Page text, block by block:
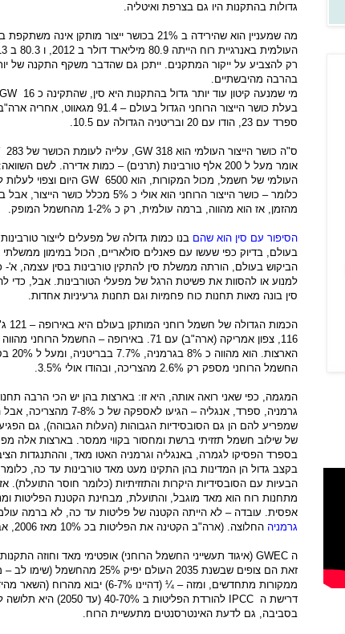
גדולות בהתקנות היו גם בצרפת ואיטליה.
מה שמעניין הוא שהירידה ב 21% בכושר ייצור
רק להצביע על ייקור המתקנים. ייתכן גם שהדבר משקף התקנה של
בהרבה מהיבשתיים.
מי שמנעה קיטון עוד יותר גדול בהתקנות היא סין, שהתקינה כ 16
GW
בעלת כושר הייצור הרוחני הגדול בעולם – 91.4 מגאווט, אחריה ארה"ב עם 61
ספרד עם 23, הודו עם 20 ובריטניה הגדולה עם 10.5.
ס"ה כושר הייצור העולמי הוא 318 GW , עלייה לעומת הכושר של 283
אומר מעל ל 200 אלף טורבינות (תרנים) – כמות אדירה. לשם
העולמי של חשמל, מכול המקורות, הוא 6500
GW היום וצפוי לעלות ל
כלומר – כושר הייצור הרוחני הוא אולי כ
מהזמן, אז הוא מהווה, ברמה עולמית, רק כ 1-2% מהחשמל המופק.
הסיפור עם סין הוא שהם בנו כמות גדולה של מפעלים לייצור
בעולם, בדיוק כפי שעשו עם פאנלים סולאריים, הכול במימון
הביקוש בעולם, הורתה ממשלת סין להתקין טורבינות בסין עצמה, א'-
למנוע או להסוות את פשיטת הרגל של מפעלי הטורבינות. אבל, כדי
סין בונה מאות תחנות כוח פחמיות וגם תחנות גרעיניות אחדות.
החשמל הרוחני מספק רק 2.6% מהצריכה, ובהודו אולי 3.5%.
המגמה, כפי שאני רואה אותה, היא זו: בארצות בהן יש הכי הרבה
גרמניה, ספרד, אנגליה –
שמפריע להם הן גם הסובסידיות הגבוהות (העלות הגבוהה), גם
של שילוב חשמל תזזיתי ברשת ומחסור בקווי ממסר. בארצות אלה
בספרד הפסיקו לגמרה, באנגליה וגרמניה האטו מאד, וההתנגדות
בקצב גדול הן המדינות בהן התקינו מעט מאד טורבינות עד כה,
הבעיות עם הסובסידיות היקרות והתזזיתיות (כלומר חוסר התועלת).
מתחנות רוח הוא מאד מוגבל, והתועלת, מבחינת הקטנת הפליטות
אפסית. עובדה – לא הייתה הקטנה של פליטות עד כה, לא ברמה
גרמניה החלוצה. (ארה"ב הקטינה את הפליטות בכ 10% מאז 2006, אבל בזכות הגז והפרקינג).
ה GWEC
זאת הם צופים שבשנת 2035 העולם
ממקורות מתחדשים, ומזה – ¼ (דהיינו 6-
דרישת ה IPCC
להורדת הפליטות ב 40-
בסביבה, גם לדעת האינטרסנטים מתעשיית הרוח.